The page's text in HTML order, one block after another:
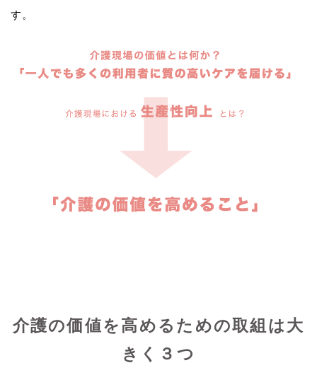
介護の価値を高めるための取組は大
きく３つ